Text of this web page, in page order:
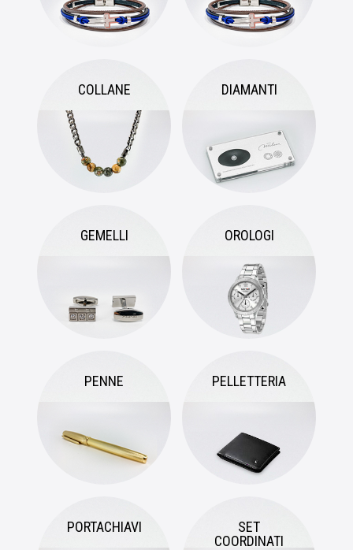
COLLANE DIAMANTI
GEMELLI OROLOGI
PENNE PELLETTERIA
PORTACHIAVI
SET
COORDINATI